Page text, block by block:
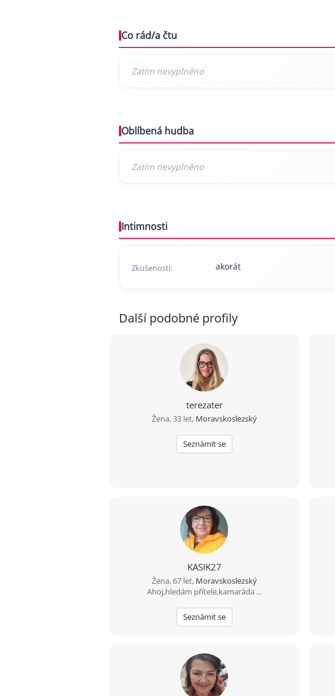
Co rád/a čtu
Oblíbená hudba
Intimnosti
Zkušenosti: akorát
Další podobné profily
terezater
Žena, 33 let, Moravskoslezský
Seznámit se
KASIK27
Žena, 67 let, Moravskoslezský
Ahoj,hledám přítele,kamaráda ...
Seznámit se